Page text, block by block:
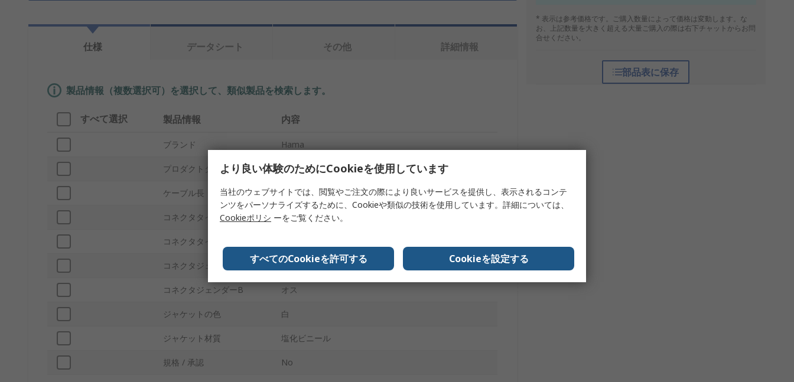
* 表示は参考価格です。ご購入数量によって価格は変動します。な
お、上記数量を大きく超える大量ご購入の際は右下チャットからお問
合せください。
部品表に保存
仕様 データシート その他 詳細情報
製品情報（複数選択可）を選択して、類似製品を検索します。
すべて選択 製品情報 内容
ブランド Hama
プロダクトタイプ USBケーブル
ケーブル長 1m
コネクタタイプA Lightningコネクタ, USBタイプA, USBタイプC
コネクタタイプB
コネクタジェンダーA オス
コネクタジェンダーB オス
ジャケットの色 白
ジャケット材質 塩化ビニール
規格 / 承認 No
より良い体験のためにCookieを使用しています
当社のウェブサイトでは、閲覧やご注文の際により良いサービスを提供し、表示されるコンテ
ンツをパーソナライズするために、Cookieや類似の技術を使用しています。詳細については、
Cookieポリシ ーをご覧ください。
すべてのCookieを許可する Cookieを設定する